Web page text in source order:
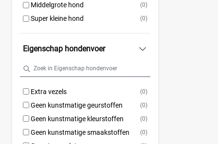
Middelgrote hond (0)
Super kleine hond (0)
Eigenschap hondenvoer
Extra vezels (0)
Geen kunstmatige geurstoffen (0)
Geen kunstmatige kleurstoffen (0)
Geen kunstmatige smaakstoffen (0)